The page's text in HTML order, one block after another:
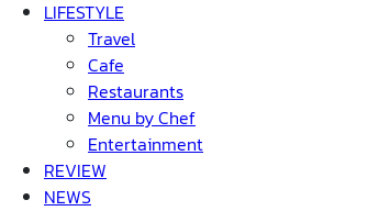
LIFESTYLE
Travel
Cafe
Restaurants
Menu by Chef
Entertainment
REVIEW
NEWS